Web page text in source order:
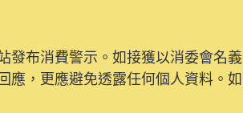
發布消費警示。如接獲以消委會名
應，更應避免透露任何個人資料。